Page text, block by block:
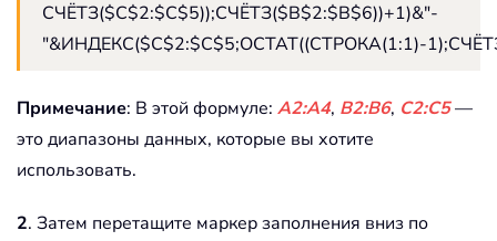
СЧЁТЗ($C$2:$C$5));СЧЁТЗ($B$2:$B$6))+1)&"-
"&ИНДЕКС($C$2:$C$5;ОСТАТ((СТРОКА(1:1)-
Примечание: В этой формуле: A2:A4, B2:B6, C2:C5—
это диапазоны данных, которые вы хотите
использовать.
2. Затем перетащите маркер заполнения вниз по